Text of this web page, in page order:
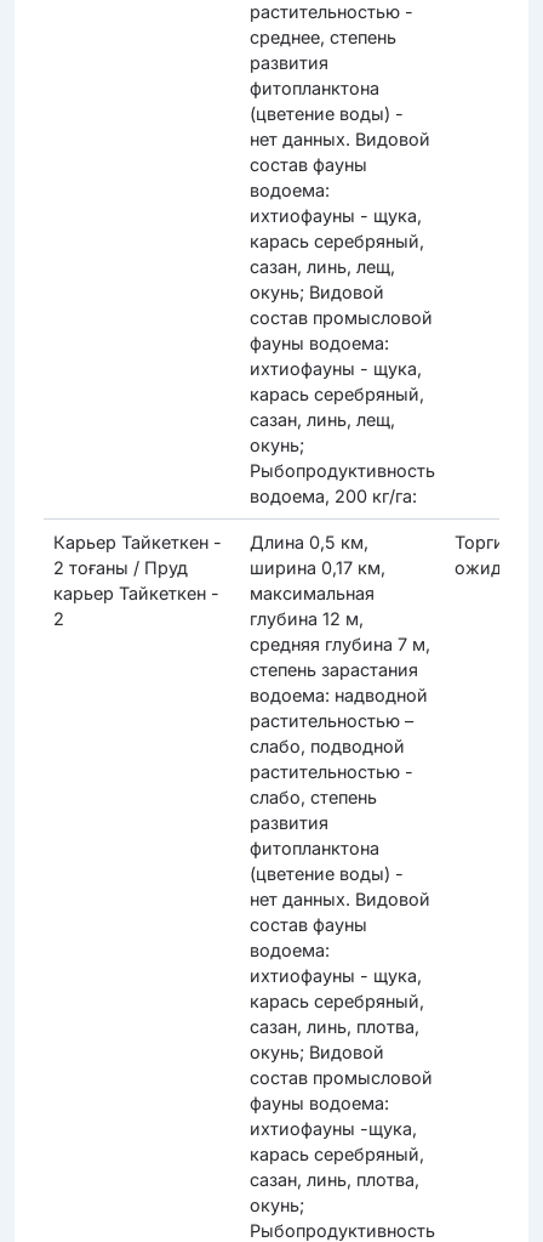
растительностью -
среднее, степень
развития
фитопланктона
(цветение воды) -
нет данных. Видовой
состав фауны
водоема:
ихтиофауны - щука,
карась серебряный,
сазан, линь, лещ,
окунь; Видовой
состав промысловой
фауны водоема:
ихтиофауны - щука,
карась серебряный,
сазан, линь, лещ,
окунь;
Рыбопродуктивность
водоема, 200 кг/га:
Карьер Тайкеткен -
2 тоғаны / Пруд
карьер Тайкеткен -
2
Длина 0,5 км,
ширина 0,17 км,
максимальная
глубина 12 м,
средняя глубина 7 м,
степень зарастания
водоема: надводной
растительностью –
слабо, подводной
растительностью -
слабо, степень
развития
фитопланктона
(цветение воды) -
нет данных. Видовой
состав фауны
водоема:
ихтиофауны - щука,
карась серебряный,
сазан, линь, плотва,
окунь; Видовой
состав промысловой
фауны водоема:
ихтиофауны -щука,
карась серебряный,
сазан, линь, плотва,
окунь;
Рыбопродуктивность
Торги